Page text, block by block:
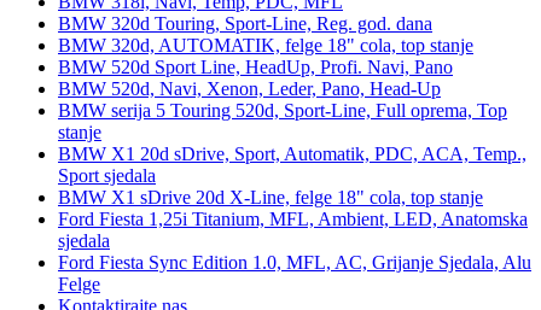
BMW 320d Touring, Sport-Line, Reg. god. dana
BMW 320d, AUTOMATIK, felge 18" cola, top stanje
BMW 520d Sport Line, HeadUp, Profi. Navi, Pano
BMW 520d, Navi, Xenon, Leder, Pano, Head-Up
BMW serija 5 Touring 520d, Sport-Line, Full oprema, Top
stanje
BMW X1 20d sDrive, Sport, Automatik, PDC, ACA, Temp.,
Sport sjedala
BMW X1 sDrive 20d X-Line, felge 18" cola, top stanje
Ford Fiesta 1,25i Titanium, MFL, Ambient, LED, Anatomska
sjedala
Ford Fiesta Sync Edition 1.0, MFL, AC, Grijanje Sjedala, Alu
Felge
Kontaktirajte nas